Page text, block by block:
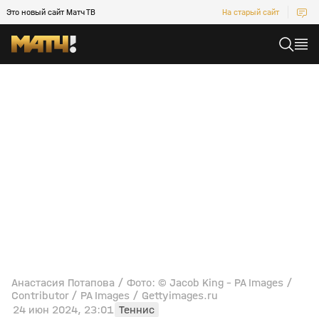
Это новый сайт Матч ТВ На старый сайт
Анастасия Потапова / Фото: © Jacob King - PA Images /
Contributor / PA Images / Gettyimages.ru
24 июн 2024, 23:01 Теннис